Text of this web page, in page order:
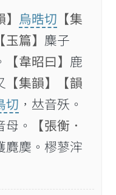
烏晧切 【集
【玉篇】 麋子
【韋昭曰】 鹿
【集韻】
【韻
切 ，𠀤音殀。
母。
【張衡．
麑䴠。樛蓼浶